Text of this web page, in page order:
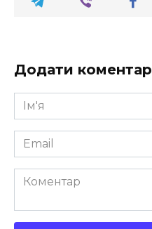
Додати коментар
Ім'я
*
Email
*
Коментар